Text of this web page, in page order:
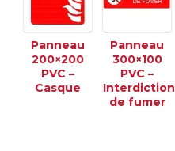
Panneau
200×200
PVC –
Casque
Panneau
300×100
PVC –
Interdiction
de fumer